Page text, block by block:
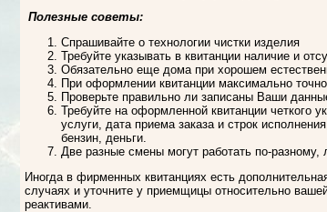
Полезные советы:
Спрашивайте о технологии чистки изделия
Требуйте указывать в квитанции наличие и
Обязательно еще дома при хорошем
При оформлении квитанции максимально
Проверьте правильно ли записаны Ваши
Требуйте на оформленной квитанции четкого
услуги, дата приема заказа и строк
бензин, деньги.
Две разные смены могут работать по-разному,
Иногда в фирменных квитанциях есть
случаях и уточните у приемщицы относительно
реактивами.